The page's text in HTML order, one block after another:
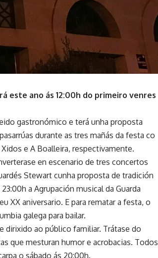
este ano ás 12:00h do primeiro venres
gastronómico e terá unha proposta
durante as tres mañás da festa co
e A Boalleira, respectivamente.
en escenario de tres concertos
Stewart cunha proposta de tradición
a Agrupación musical da Guarda
XX aniversario. E para rematar a festa, o
galega para bailar.
ao público familiar. Trátase do
que mesturan humor e acrobacias. Todos
o sábado ás 20:00h.